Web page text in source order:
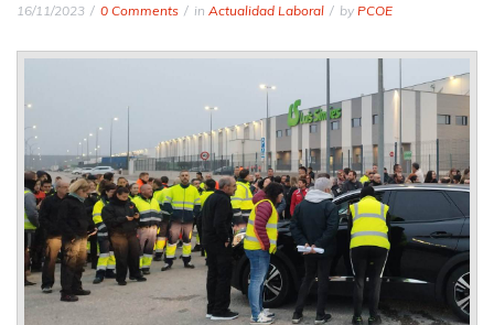
16/11/2023 0 Comments in Actualidad Laboral by PCOE